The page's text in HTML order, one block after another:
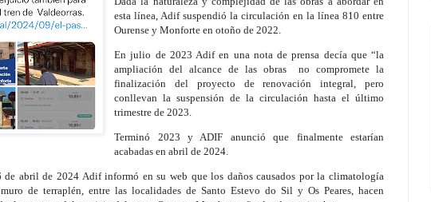
esta línea, Adif suspendió la circulación en la línea 810 entre
Ourense y Monforte en otoño de 2022.
En julio de 2023 Adif en una nota de prensa decía que “la
ampliación del alcance de las obras no compromete la
finalización del proyecto de renovación integral, pero
conllevan la suspensión de la circulación hasta el último
trimestre de 2023.
Terminó 2023 y ADIF anunció que finalmente estarían
acabadas en abril de 2024.
de abril de 2024 Adif informó en su web que los daños causados por la climatología
de terraplén, entre las localidades de Santo Estevo do Sil y Os Peares, hacen